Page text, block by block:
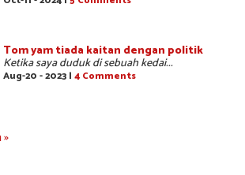
Tom yam tiada kaitan dengan politik
Ketika saya duduk di sebuah kedai...
Aug-20 - 2023 | 4 Comments